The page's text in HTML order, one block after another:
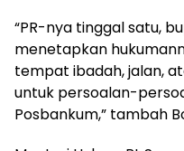
“PR-nya tinggal satu,
menetapkan
tempat ibadah, jalan,
untuk persoalan-
Posbankum,” tambah